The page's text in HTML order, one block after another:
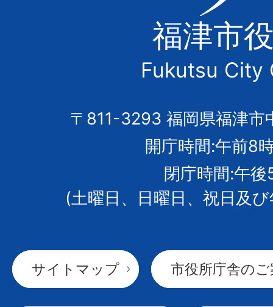
津
市
の
市
章
福津市
Fukutsu City
〒811-3293 福岡県福津市
開庁時間:午前8
閉庁時間:午後
(土曜日、日曜日、祝日及
サイトマップ 市役所庁舎の